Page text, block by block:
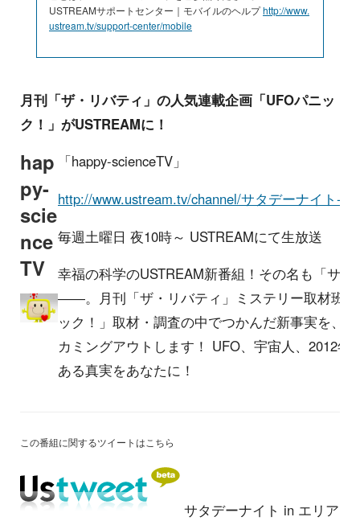
USTREAMサポートセンター｜モバイルのヘルプhttp://www.
ustream.tv/support-center/mobile
月刊「ザ・リバティ」の人気連載企画「UFOパニッ
ク！」がUSTREAMに！
hap
py-
scie
nce
TV
「happy-scienceTV」
http://www.ustream.tv/channel/サタデーナイト-
毎週土曜日 夜10時～ USTREAMにて生放送
幸福の科学のUSTREAM新番組！その名も「サ
――。月刊「ザ・リバティ」ミステリー取材班
ック！」取材・調査の中でつかんだ新事実を、
カミングアウトします！ UFO、宇宙人、2012
ある真実をあなたに！
この番組に関するツイートはこちら
サタデーナイト in エリア